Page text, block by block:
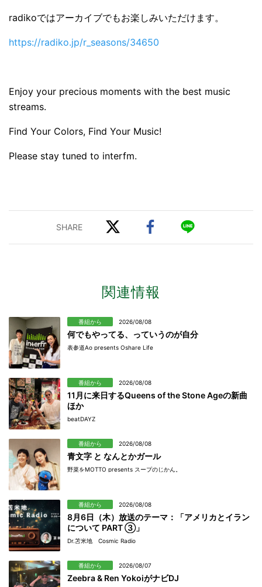
radikoではアーカイブでもお楽しみいただけます。
https://radiko.jp/r_seasons/34650
Enjoy your precious moments with the best music
streams.
Find Your Colors, Find Your Music!
Please stay tuned to interfm.
関連情報
番組から 2026/08/08
何でもやってる、っていうのが自分
表参道Ao presents Oshare Life
番組から 2026/08/08
11月に来日するQueens of the Stone Ageの新曲
ほか
beatDAYZ
番組から 2026/08/08
青文字 と なんとかガール
野菜をMOTTO presents スープのじかん。
番組から 2026/08/08
8月6日（木）放送のテーマ：「アメリカとイラン
について PART ③」
Dr.苫米地 Cosmic Radio
番組から 2026/08/07
Zeebra & Ren YokoiがナビDJ